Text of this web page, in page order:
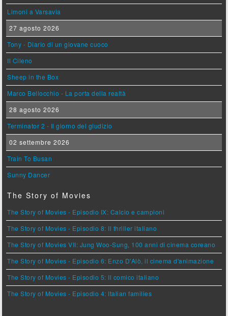
Limoni a Varsavia
27 agosto 2026
Tony - Diario di un giovane cuoco
Il Cileno
Sheep in the Box
Marco Bellocchio - La porta della realtà
28 agosto 2026
Terminator 2 - Il giorno del giudizio
02 settembre 2026
Train To Busan
Sunny Dancer
The Story of Movies
The Story of Movies - Episodio IX: Calcio e campioni
The Story of Movies - Episodio 8: Il thriller italiano
The Story of Movies VII: Jung Woo-Sung, 100 anni di cinema coreano
The Story of Movies - Episodio 6: Enzo D'Alò, il cinema d'animazione
The Story of Movies - Episodio 5: Il comico italiano
The Story of Movies - Episodio 4: Italian families